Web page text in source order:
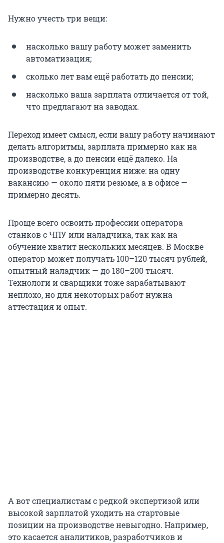
Нужно учесть три вещи:
насколько вашу работу может заменить
автоматизация;
сколько лет вам ещё работать до пенсии;
насколько ваша зарплата отличается от той,
что предлагают на заводах.
Переход имеет смысл, если вашу работу начинают
делать алгоритмы, зарплата примерно как на
производстве, а до пенсии ещё далеко. На
производстве конкуренция ниже: на одну
вакансию — около пяти резюме, а в офисе —
примерно десять.
Проще всего освоить профессии оператора
станков с ЧПУ или наладчика, так как на
обучение хватит нескольких месяцев. В Москве
оператор может получать 100–120 тысяч рублей,
опытный наладчик — до 180–200 тысяч.
Технологи и сварщики тоже зарабатывают
неплохо, но для некоторых работ нужна
аттестация и опыт.
А вот специалистам с редкой экспертизой или
высокой зарплатой уходить на стартовые
позиции на производстве невыгодно. Например,
это касается аналитиков, разработчиков и